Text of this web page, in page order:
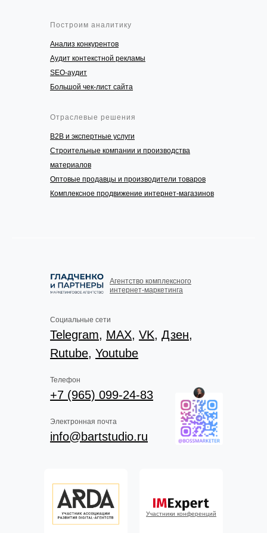
Построим аналитику
Анализ конкурентов
Аудит контекстной рекламы
SEO-аудит
Большой чек-лист сайта
Отраслевые решения
B2B и экспертные услуги
Строительные компании и производства
материалов
Оптовые продавцы и производители товаров
Комплексное продвижение интернет-магазинов
Социальные сети
Агентство комплексного
интернет-маркетинга
+7 (965) 099-24-83
Телефон
Telegram, MAX, VK, Дзен,
Rutube, Youtube
Участники конференций
info@bartstudio.ru
Электронная почта